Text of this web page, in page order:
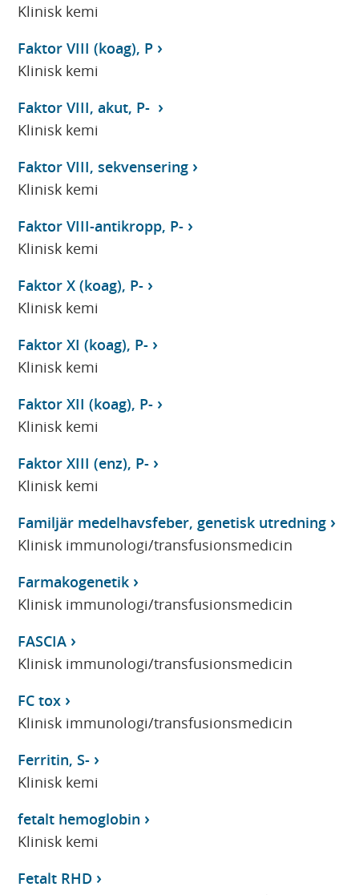
Klinisk kemi
Faktor VIII (koag), P
Klinisk kemi
Faktor VIII, akut, P-
Klinisk kemi
Faktor VIII, sekvensering
Klinisk kemi
Faktor VIII-antikropp, P-
Klinisk kemi
Faktor X (koag), P-
Klinisk kemi
Faktor XI (koag), P-
Klinisk kemi
Faktor XII (koag), P-
Klinisk kemi
Faktor XIII (enz), P-
Klinisk kemi
Familjär medelhavsfeber, genetisk utredning
Klinisk immunologi/transfusionsmedicin
Farmakogenetik
Klinisk immunologi/transfusionsmedicin
FASCIA
Klinisk immunologi/transfusionsmedicin
FC tox
Klinisk immunologi/transfusionsmedicin
Ferritin, S-
Klinisk kemi
fetalt hemoglobin
Klinisk kemi
Fetalt RHD